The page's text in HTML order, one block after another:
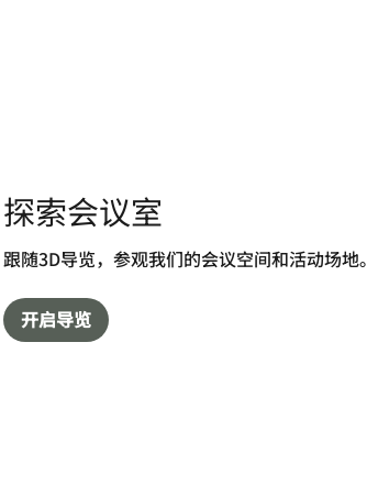
探索会议室
跟随3D导览，参观我们的会议空间和活动场地。
开启导览